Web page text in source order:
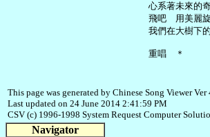
心系著未來的奇
飛吧　用美麗
我們在大樹下
This page was generated by Chinese Song Viewer Ver
Last updated on 24 June 2014 2:41:59 PM
CSV (c) 1996-1998 System Request Computer
Navigator